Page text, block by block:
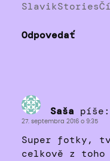
SlavikStories
Odpovedať
Saša píše:
27. septembra 2016 o 9:35
Super fotky,
celkově z